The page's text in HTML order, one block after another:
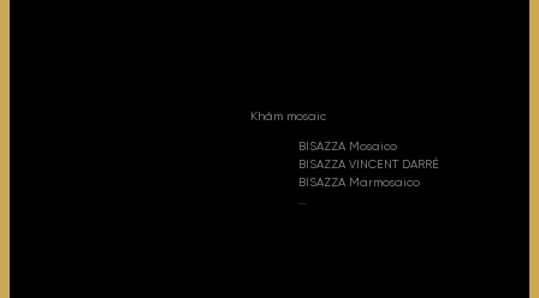
Khảm mosaic
BISAZZA Mosaico
BISAZZA VINCENT DARRÉ
BISAZZA Marmosaico
...